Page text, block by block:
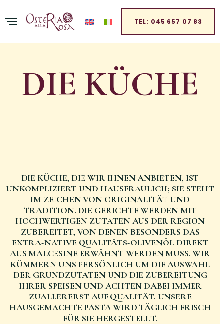
TEL: 045 657 07 83
DIE KÜCHE
DIE KÜCHE, DIE WIR IHNEN ANBIETEN, IST
UNKOMPLIZIERT UND HAUSFRAULICH; SIE STEHT
IM ZEICHEN VON ORIGINALITÄT UND
TRADITION. DIE GERICHTE WERDEN MIT
HOCHWERTIGEN ZUTATEN AUS DER REGION
ZUBEREITET, VON DENEN BESONDERS DAS
EXTRA-NATIVE QUALITÄTS-OLIVENÖL DIREKT
AUS MALCESINE ERWÄHNT WERDEN MUSS. WIR
KÜMMERN UNS PERSÖNLICH UM DIE AUSWAHL
DER GRUNDZUTATEN UND DIE ZUBEREITUNG
IHRER SPEISEN UND ACHTEN DABEI IMMER
ZUALLERERST AUF QUALITÄT. UNSERE
HAUSGEMACHTE PASTA WIRD TÄGLICH FRISCH
FÜR SIE HERGESTELLT.